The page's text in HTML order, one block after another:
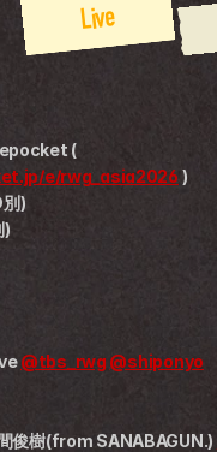
Live
e/rwg_asia2026 )
)
)
@tbs_rwg @shiponyo
俊樹(from SANABAGUN.)